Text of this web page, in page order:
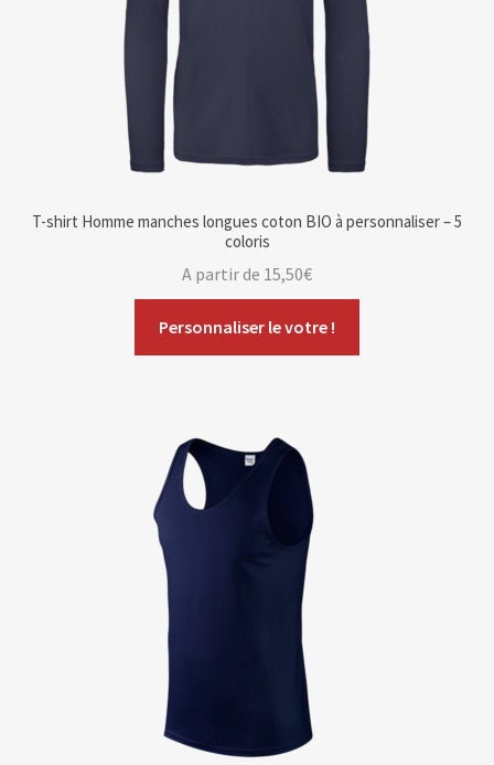
T-shirt Homme manches longues coton BIO à personnaliser – 5
coloris
Personnaliser le votre !
A partir de 15,50€